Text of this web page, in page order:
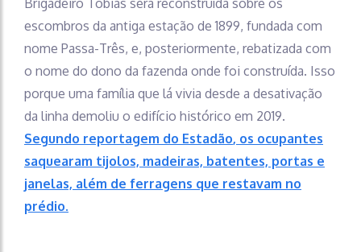
escombros da antiga estação de 1899, fundada com
nome Passa-Três, e, posteriormente, rebatizada com
o nome do dono da fazenda onde foi construída. Isso
porque uma família que lá vivia desde a desativação
da linha demoliu o edifício histórico em 2019.
Segundo reportagem do Estadão, os ocupantes
saquearam tijolos, madeiras, batentes, portas e
janelas, além de ferragens que restavam no
prédio.